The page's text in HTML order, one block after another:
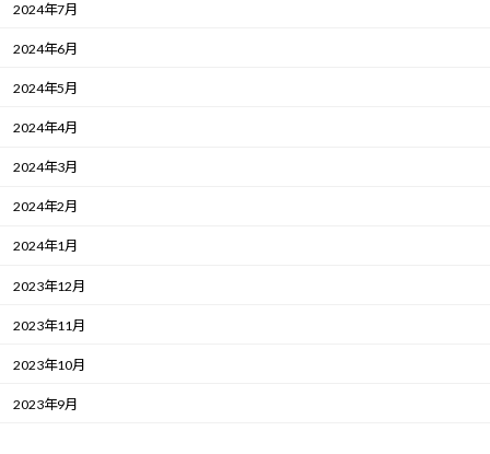
2024年7月
2024年6月
2024年5月
2024年4月
2024年3月
2024年2月
2024年1月
2023年12月
2023年11月
2023年10月
2023年9月